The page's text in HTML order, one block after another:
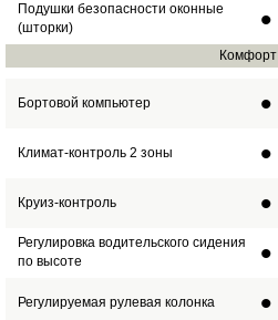
Подушки безопасности оконные
(шторки)
•
Комфорт
Бортовой компьютер •
Климат-контроль 2 зоны •
Круиз-контроль •
Регулировка водительского сидения
по высоте
•
Регулируемая рулевая колонка •